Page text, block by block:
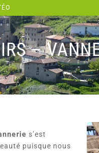
–
s’est
puisque nous